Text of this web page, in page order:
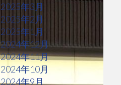
2025年3月
2025年2月
2025年1月
2024年12月
2024年11月
2024年10月
2024年9月